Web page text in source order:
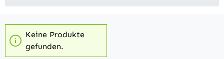
Keine Produkte
gefunden.